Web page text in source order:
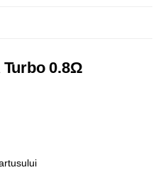
Turbo 0.8Ω